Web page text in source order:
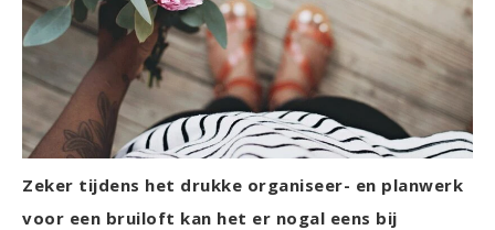
Zeker tijdens het drukke organiseer- en planwerk
voor een bruiloft kan het er nogal eens bij